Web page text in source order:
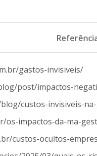
gastos-invisiveis/
post/impactos-
custos-invisiveis-
os-impactos-da-ma-
custos-ocultos-